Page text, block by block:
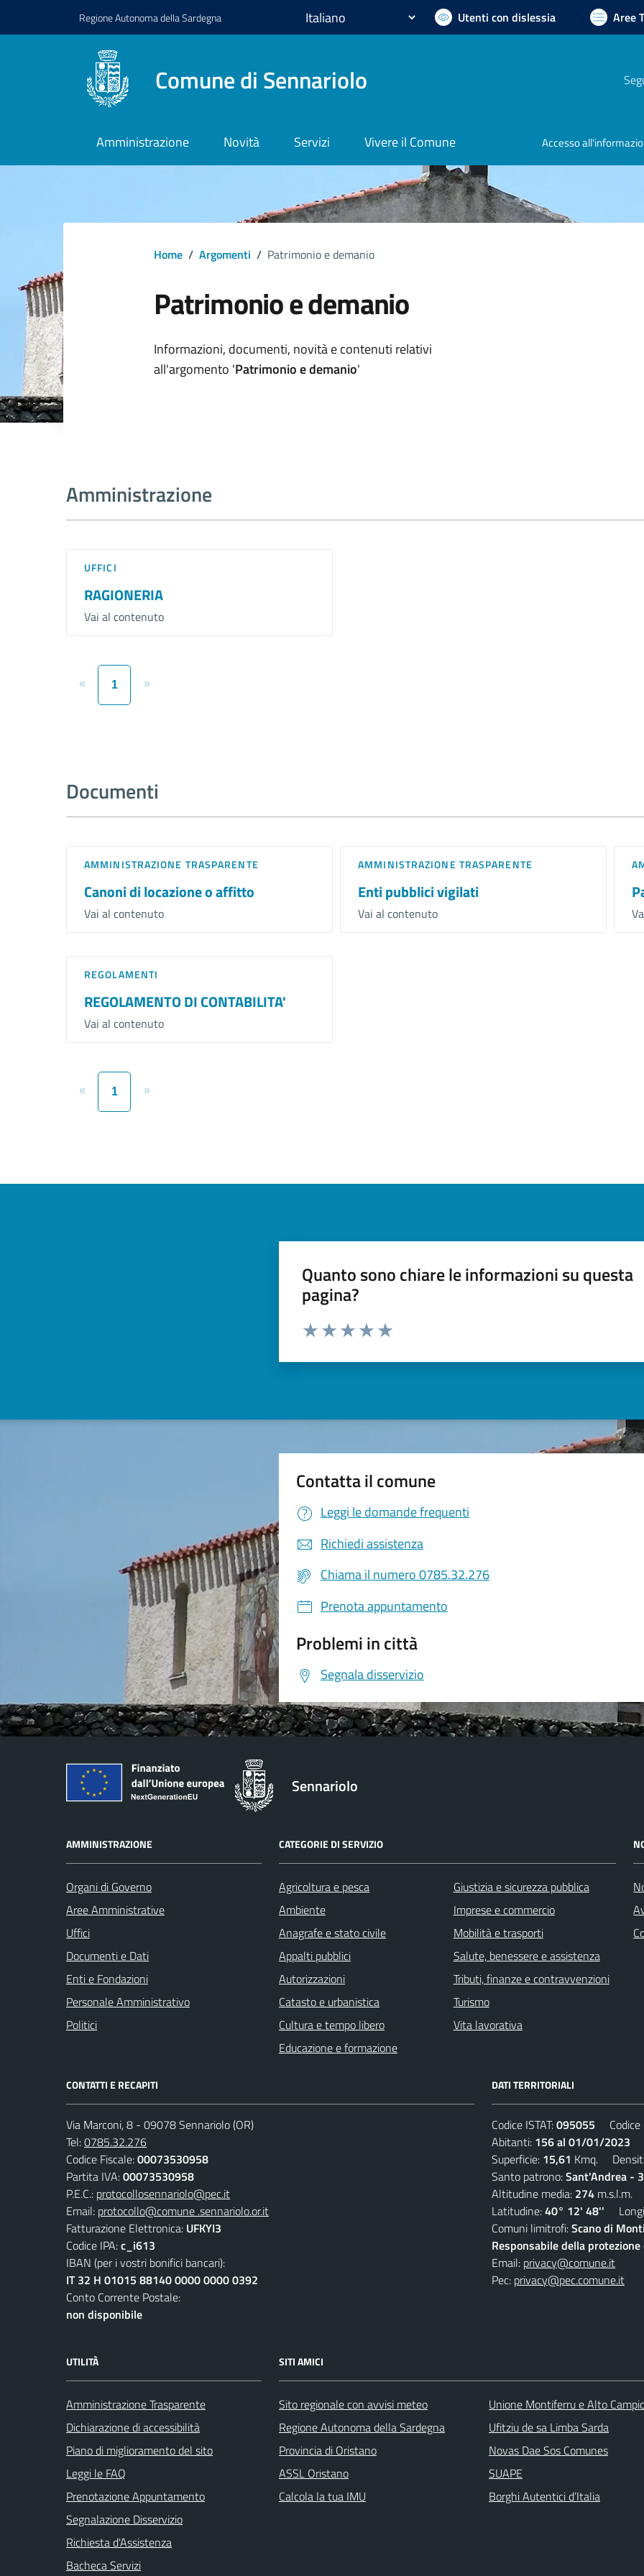
RegioneAutonoma dellaSardegna Utenti con dislessia Aree
Comune di Sennariolo
Amministrazione Novità Servizi Vivere il Comune Accesso
Home / Argomenti / Patrimonio e demanio
Patrimonio e demanio
Dettagli argomento
Informazioni, documenti, novità e contenuti relativi
all'argomento 'Patrimonio e demanio'
Amministrazione
UFFICI
RAGIONERIA
Vai al contenuto
« 1 »
Documenti
AMMINISTRAZIONE TRASPARENTE
Canoni di locazione o affitto
Vai al contenuto
AMMINISTRAZIONE TRASPARENTE
Enti pubblici vigilati
Vai al contenuto
REGOLAMENTI
REGOLAMENTO DI CONTABILITA'
Vai al contenuto
« 1 »
Quanto sono chiare le informazioni su questa
pagina?
Valuta da 1 a 5 stelle la pagina
Contatta il comune
Leggi le domande frequenti
Richiedi assistenza
Chiama il numero 0785.32.276
Prenota appuntamento
Problemi in città
Segnala disservizio
Sennariolo
AMMINISTRAZIONE
Organi di Governo
Aree Amministrative
Uffici
Documenti e Dati
Enti e Fondazioni
Personale Amministrativo
Politici
CATEGORIE DI SERVIZIO
Agricoltura e pesca
Ambiente
Anagrafe e stato civile
Appalti pubblici
Autorizzazioni
Catasto e urbanistica
Cultura e tempo libero
Educazione e formazione
Giustizia e sicurezza pubblica
Imprese e commercio
Mobilità e trasporti
Salute, benessere e assistenza
Tributi, finanze e contravvenzioni
Turismo
Vita lavorativa
CONTATTI E RECAPITI
Via Marconi, 8 - 09078 Sennariolo (OR)
Tel:0785.32.276
Codice Fiscale:00073530958
Partita IVA:00073530958
P.E.C.: protocollosennariolo@pec.it
Email: protocollo@comune .sennariolo.or.it
Fatturazione Elettronica: UFKYI3
Codice IPA:c_i613
IBAN (per i vostri bonifici bancari):
IT 32 H 01015 88140 0000 0000 0392
Conto Corrente Postale:
non disponibile
DATI TERRITORIALI
Codice ISTAT:095055 Codice
Abitanti: 156 al 01/01/2023
Superficie: 15,61 Kmq.
Santo patrono:Sant'Andrea -
Altitudine media: 274 m.s.l.m.
Latitudine:40° 12' 48''
Comuni limitrofi:Scano di
Responsabile della protezione
Email: privacy@comune.it
Pec: privacy@pec.comune.it
UTILITÀ
Amministrazione Trasparente
Dichiarazione di accessibilità
Piano di miglioramento del sito
Leggi le FAQ
Prenotazione Appuntamento
Segnalazione Disservizio
Richiesta d'Assistenza
Bacheca Servizi
SITI AMICI
Sito regionale con avvisi meteo
Regione Autonoma della Sardegna
Provincia di Oristano
ASSL Oristano
Calcola la tua IMU
Unione Montiferru e Alto
Ufitziu de sa Limba Sarda
Novas Dae Sos Comunes
SUAPE
Borghi Autentici d’Italia